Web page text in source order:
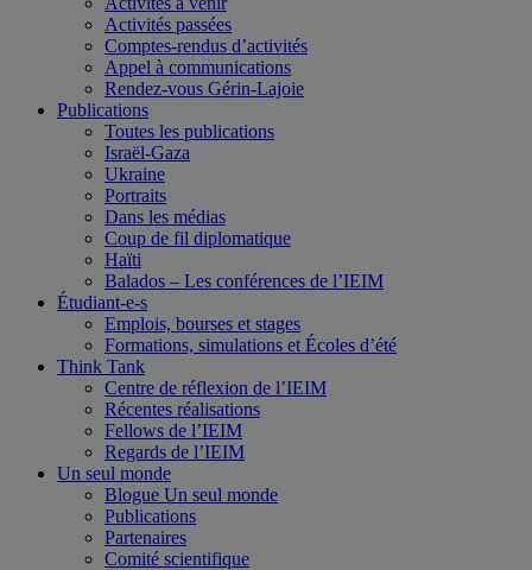
Activités passées
Comptes-rendus d’activités
Appel à communications
Rendez-vous Gérin-Lajoie
Publications
Toutes les publications
Israël-Gaza
Ukraine
Portraits
Dans les médias
Coup de fil diplomatique
Haïti
Balados – Les conférences de l’IEIM
Étudiant-e-s
Emplois, bourses et stages
Formations, simulations et Écoles d’été
Think Tank
Centre de réflexion de l’IEIM
Récentes réalisations
Fellows de l’IEIM
Regards de l’IEIM
Un seul monde
Blogue Un seul monde
Publications
Partenaires
Comité scientifique